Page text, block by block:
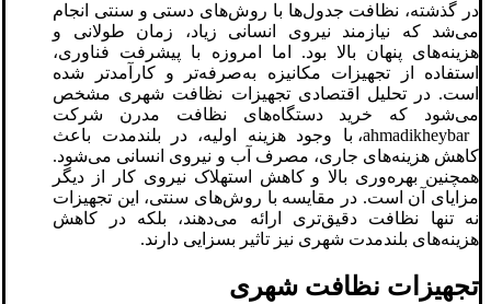
در گذشته، نظافت جدول‌ها با روش‌های دستی و سنتی انجام
می‌شد که نیازمند نیروی انسانی زیاد، زمان طولانی و
هزینه‌های پنهان بالا بود. اما امروزه با پیشرفت فناوری،
استفاده از تجهیزات مکانیزه به‌صرفه‌تر و کارآمدتر شده
است. در تحلیل اقتصادی تجهیزات نظافت شهری مشخص
می‌شود که خرید دستگاه‌های نظافت مدرن شرکت
ahmadikheybar، با وجود هزینه اولیه، در بلندمدت باعث
کاهش هزینه‌های جاری، مصرف آب و نیروی انسانی می‌شود.
همچنین بهره‌وری بالا و کاهش استهلاک نیروی کار از دیگر
مزایای آن است. در مقایسه با روش‌های سنتی، این تجهیزات
نه تنها نظافت دقیق‌تری ارائه می‌دهند، بلکه در کاهش
هزینه‌های بلندمدت شهری نیز تاثیر بسزایی دارند.
تجهیزات نظافت شهری